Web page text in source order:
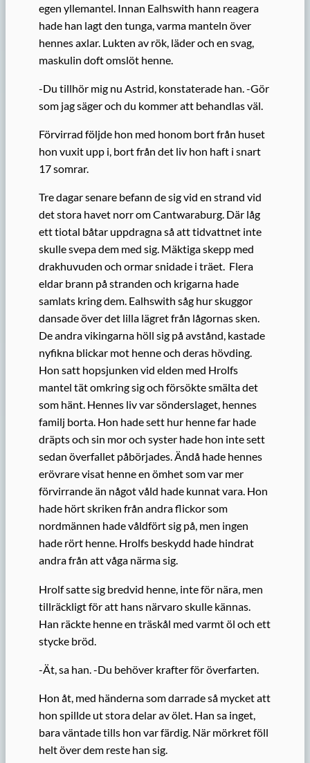
egen yllemantel. Innan Ealhswith hann reagera
hade han lagt den tunga, varma manteln över
hennes axlar. Lukten av rök, läder och en svag,
maskulin doft omslöt henne.
-Du tillhör mig nu Astrid, konstaterade han. -Gör
som jag säger och du kommer att behandlas väl.
Förvirrad följde hon med honom bort från huset
hon vuxit upp i, bort från det liv hon haft i snart
17 somrar.
Tre dagar senare befann de sig vid en strand vid
det stora havet norr om Cantwaraburg. Där låg
ett tiotal båtar uppdragna så att tidvattnet inte
skulle svepa dem med sig. Mäktiga skepp med
drakhuvuden och ormar snidade i träet. Flera
eldar brann på stranden och krigarna hade
samlats kring dem. Ealhswith såg hur skuggor
dansade över det lilla lägret från lågornas sken.
De andra vikingarna höll sig på avstånd, kastade
nyfikna blickar mot henne och deras hövding.
Hon satt hopsjunken vid elden med Hrolfs
mantel tät omkring sig och försökte smälta det
som hänt. Hennes liv var sönderslaget, hennes
familj borta. Hon hade sett hur henne far hade
dräpts och sin mor och syster hade hon inte sett
sedan överfallet påbörjades. Ändå hade hennes
erövrare visat henne en ömhet som var mer
förvirrande än något våld hade kunnat vara. Hon
hade hört skriken från andra flickor som
nordmännen hade våldfört sig på, men ingen
hade rört henne. Hrolfs beskydd hade hindrat
andra från att våga närma sig.
Hrolf satte sig bredvid henne, inte för nära, men
tillräckligt för att hans närvaro skulle kännas.
Han räckte henne en träskål med varmt öl och ett
stycke bröd.
-Ät, sa han. -Du behöver krafter för överfarten.
Hon åt, med händerna som darrade så mycket att
hon spillde ut stora delar av ölet. Han sa inget,
bara väntade tills hon var färdig. När mörkret föll
helt över dem reste han sig.